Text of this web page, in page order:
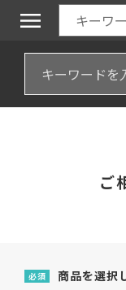
ご
必須 商品を選択